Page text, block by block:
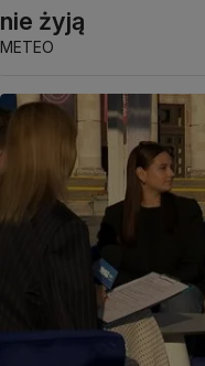
nie żyją
METEO